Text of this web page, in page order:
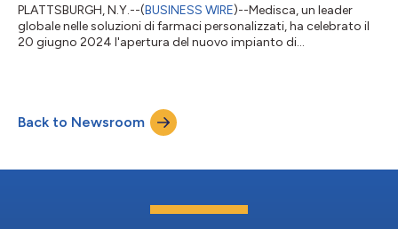
PLATTSBURGH, N.Y.--(BUSINESS WIRE)--Medisca, un leader
globale nelle soluzioni di farmaci personalizzati, ha celebrato il
20 giugno 2024 l'apertura del nuovo impianto di
autorità statali e federali, tra cui la deputata Elise Stefanik, il
senatore Dan Stec e il parlamentare Billy Jones. "L'evento segna
Back to Newsroom